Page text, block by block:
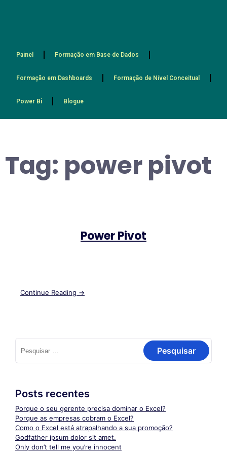
Painel Formação em Base de Dados
Formação em Dashboards Formação de Nível Conceitual
Power Bi Blogue
Tag: power pivot
Power Pivot
Continue Reading →
Posts recentes
Porque o seu gerente precisa dominar o Excel?
Porque as empresas cobram o Excel?
Como o Excel está atrapalhando a sua promoção?
Godfather ipsum dolor sit amet.
Only don’t tell me you’re innocent